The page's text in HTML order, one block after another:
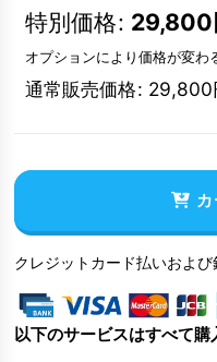
特別価格: 29,800
オプションにより価格が変わ
通常販売価格: 29,800
クレジットカード払いおよび
以下のサービスはすべて